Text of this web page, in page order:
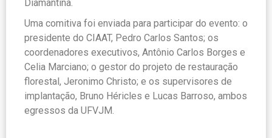
Diamantina.
Uma comitiva foi enviada para participar do evento: o
presidente do CIAAT, Pedro Carlos Santos; os
coordenadores executivos, Antônio Carlos Borges e
Celia Marciano; o gestor do projeto de restauração
florestal, Jeronimo Christo; e os supervisores de
implantação, Bruno Héricles e Lucas Barroso, ambos
egressos da UFVJM.